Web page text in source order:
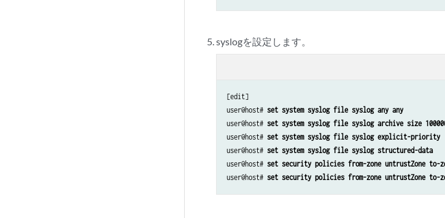
syslogを設定します。
[edit]
user@host# set system syslog file syslog any any
user@host# set system syslog file syslog archive size
user@host# set system syslog file syslog explicit-priority
user@host# set system syslog file syslog structured-data
user@host# set security policies from-zone untrustZone
user@host# set security policies from-zone untrustZone to-